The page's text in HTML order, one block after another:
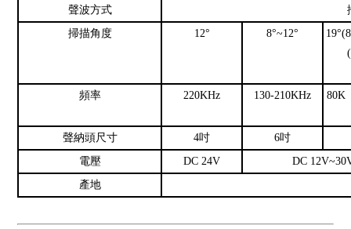
聲波方式
掃描角度
12° 8°~12°
頻率 220KHz 130-210KHz 80K
聲納頭尺寸 4吋
6吋
電壓
DC 24V
DC
產地